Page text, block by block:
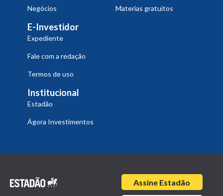
Negócios Materias gratuitos
E-Investidor
Expediente
Fale com a redação
Termos de uso
Institucional
Estadão
Ágora Investimentos
Assine Estadão